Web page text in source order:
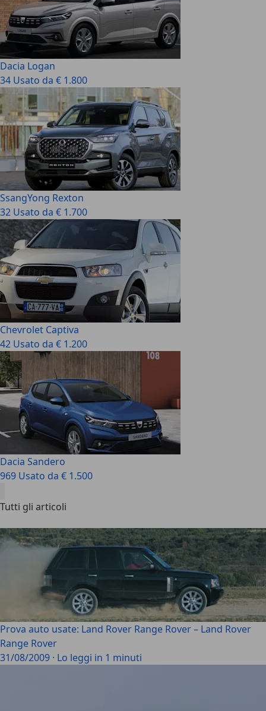
Dacia Logan
34 Usato da € 1.800
SsangYong Rexton
32 Usato da € 1.700
Chevrolet Captiva
42 Usato da € 1.200
Dacia Sandero
969 Usato da € 1.500
Tutti gli articoli
Prova auto usate: Land Rover Range Rover – Land Rover
Range Rover
31/08/2009 · Lo leggi in 1 minuti